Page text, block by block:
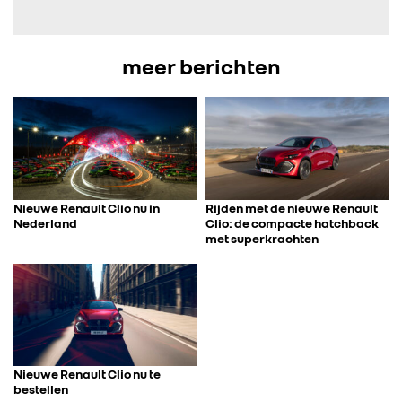
CONTACT
meer berichten
Nieuwe Renault Clio nu in
Nederland
Rijden met de nieuwe Renault
Clio: de compacte hatchback
met superkrachten
Nieuwe Renault Clio nu te
bestellen